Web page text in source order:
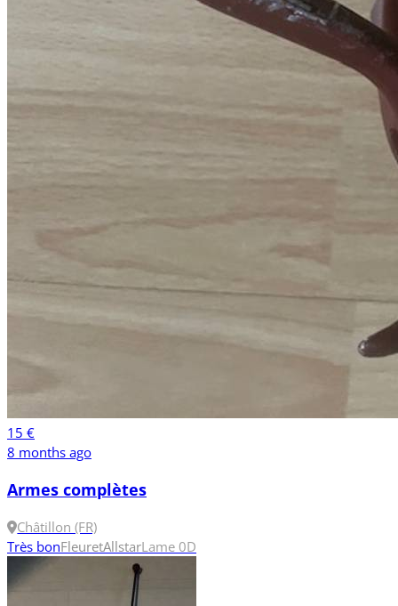
15 €
8 months ago
Armes complètes
Châtillon (FR)
Très bonFleuretAllstarLame 0D